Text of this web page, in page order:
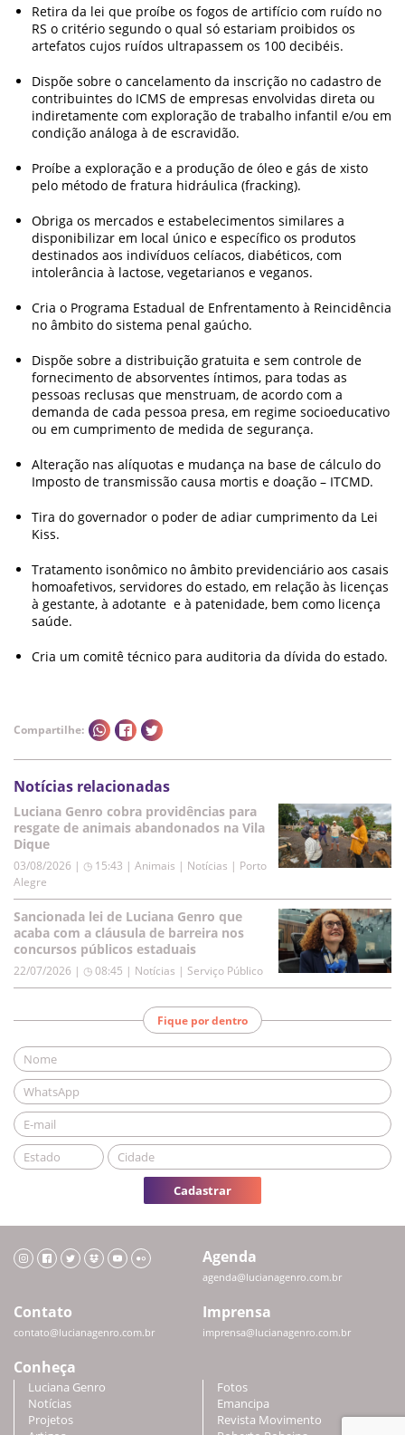
Retira da lei que proíbe os fogos de artifício com ruído no
RS o critério segundo o qual só estariam proibidos os
artefatos cujos ruídos ultrapassem os 100 decibéis.
Dispõe sobre o cancelamento da inscrição no cadastro de
contribuintes do ICMS de empresas envolvidas direta ou
indiretamente com exploração de trabalho infantil e/ou em
condição análoga à de escravidão.
Proíbe a exploração e a produção de óleo e gás de xisto
pelo método de fratura hidráulica (fracking).
Obriga os mercados e estabelecimentos similares a
disponibilizar em local único e específico os produtos
destinados aos indivíduos celíacos, diabéticos, com
intolerância à lactose, vegetarianos e veganos.
Cria o Programa Estadual de Enfrentamento à Reincidência
no âmbito do sistema penal gaúcho.
Dispõe sobre a distribuição gratuita e sem controle de
fornecimento de absorventes íntimos, para todas as
pessoas reclusas que menstruam, de acordo com a
demanda de cada pessoa presa, em regime socioeducativo
ou em cumprimento de medida de segurança.
Alteração nas alíquotas e mudança na base de cálculo do
Imposto de transmissão causa mortis e doação – ITCMD.
Tira do governador o poder de adiar cumprimento da Lei
Kiss.
Tratamento isonômico no âmbito previdenciário aos casais
homoafetivos, servidores do estado, em relação às licenças
à gestante, à adotante e à patenidade, bem como licença
saúde.
Cria um comitê técnico para auditoria da dívida do estado.
Compartilhe:
Notícias relacionadas
Luciana Genro cobra providências para
resgate de animais abandonados na Vila
Dique
03/08/2026 | ◷ 15:43 | Animais | Notícias | Porto
Alegre
Sancionada lei de Luciana Genro que
acaba com a cláusula de barreira nos
concursos públicos estaduais
22/07/2026 | ◷ 08:45 | Notícias | Serviço Público
Fique por dentro
Cadastrar
Agenda
agenda@lucianagenro.com.br
Contato
contato@lucianagenro.com.br
Imprensa
imprensa@lucianagenro.com.br
Conheça
Luciana Genro
Notícias
Projetos
Fotos
Emancipa
Revista Movimento